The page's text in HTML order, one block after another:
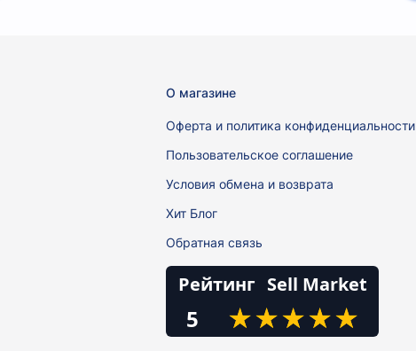
О магазине
Оферта и политика конфиденциальности
Пользовательское соглашение
Условия обмена и возврата
Хит Блог
Обратная связь
Рейтинг Sell Market
5 ★
★★
★★
★★
★★
★